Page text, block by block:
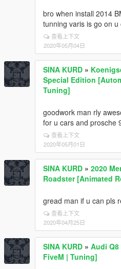
bro when install 2014
tunning varis is go on
查看上下文
2020年05月04日
SINA KURD »
Special Edition
Tuning]
goodwork man rly
for u cars and prosche
查看上下文
2020年05月01日
SINA KURD » 2020
Roadster [Animated
gread man if u can pls
查看上下文
2020年04月25日
SINA KURD » Audi Q8
FiveM | Tuning]